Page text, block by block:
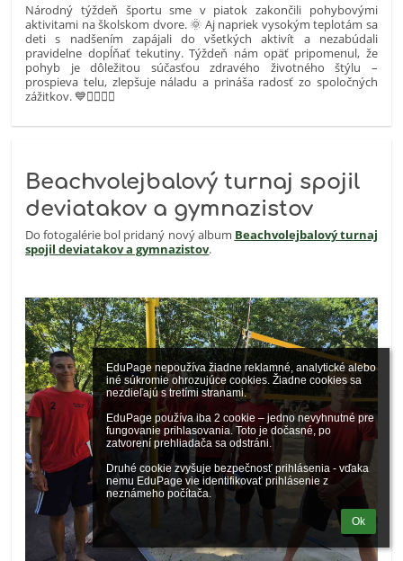
EduPage nepoužíva žiadne reklamné, analytické alebo
iné súkromie ohrozujúce cookies. Žiadne cookies sa
nezdieľajú s tretími stranami.
EduPage používa iba 2 cookie – jedno nevyhnutné pre
fungovanie prihlasovania. Toto je dočasné, po
zatvorení prehliadača sa odstráni.
Druhé cookie zvyšuje bezpečnosť prihlásenia - vďaka
nemu EduPage vie identifikovať prihlásenie z
neznámeho počítača.
Ok
Národný týždeň športu sme v piatok zakončili pohybovými
aktivitami na školskom dvore. 🌞 Aj napriek vysokým teplotám sa
deti s nadšením zapájali do všetkých aktivít a nezabúdali
pravidelne dopĺňať tekutiny. Týždeň nám opäť pripomenul, že
pohyb je dôležitou súčasťou zdravého životného štýlu –
prospieva telu, zlepšuje náladu a prináša radosť zo spoločných
zážitkov. 💙🏃‍♀️🏃‍♂️
Beachvolejbalový turnaj spojil
deviatakov a gymnazistov
Do fotogalérie bol pridaný nový album Beachvolejbalový turnaj
spojil deviatakov a gymnazistov.